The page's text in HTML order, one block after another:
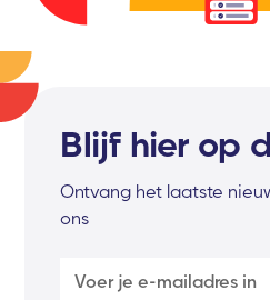
Blijf hier op
Ontvang het laatste
ons